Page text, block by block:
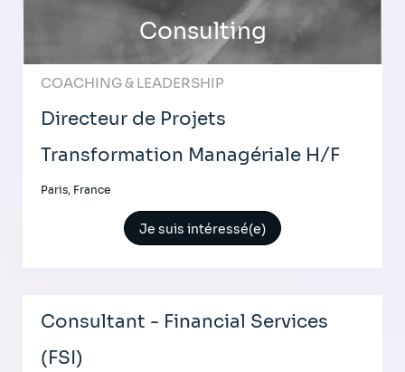
Consulting
COACHING & LEADERSHIP
Directeur de Projets
Transformation Managériale H/F
Paris, France
Je suis intéressé(e)
Consultant - Financial Services
(FSI)